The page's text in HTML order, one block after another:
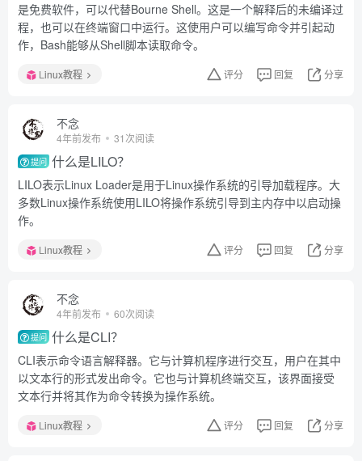
是免费软件，可以代替Bourne Shell。这是一个解释后的未编译过
程，也可以在终端窗口中运行。这使用户可以编写命令并引起动
作，Bash能够从Shell脚本读取命令。
Linux教程 评分 回复 分享
不念
4年前发布 31次阅读
提问 什么是LILO？
LILO表示Linux Loader是用于Linux操作系统的引导加载程序。大
多数Linux操作系统使用LILO将操作系统引导到主内存中以启动操
作。
Linux教程 评分 回复 分享
不念
4年前发布 60次阅读
提问 什么是CLI？
CLI表示命令语言解释器。它与计算机程序进行交互，用户在其中
以文本行的形式发出命令。它也与计算机终端交互，该界面接受
文本行并将其作为命令转换为操作系统。
Linux教程 评分 回复 分享